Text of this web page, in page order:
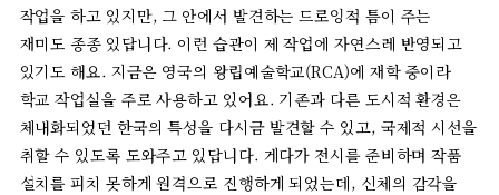
작업을 하고 있지만, 그 안에서 발견하는 드로잉적 틈이 주는
재미도 종종 있답니다. 이런 습관이 제 작업에 자연스레 반영되고
있기도 해요. 지금은 영국의 왕립예술학교(RCA)에 재학중이라
학교 작업실을 주로 사용하고 있어요. 기존과 다른 도시적 환경은
체내화되었던 한국의 특성을 다시금 발견할 수 있고, 국제적 시선을
취할 수 있도록 도와주고 있답니다. 게다가 전시를 준비하며 작품
설치를 피치 못하게 원격으로 진행하게 되었는데, 신체의 감각을